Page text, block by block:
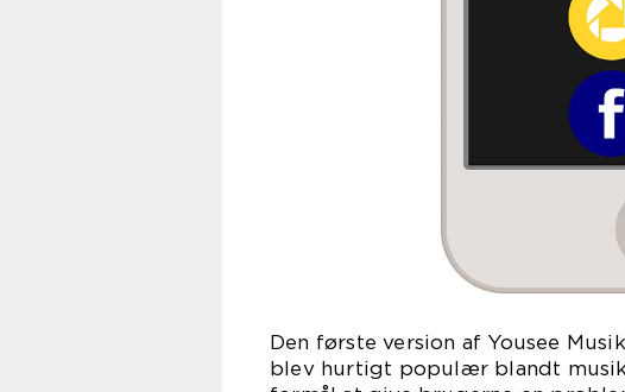
Den første version af Yousee
blev hurtigt populær blandt